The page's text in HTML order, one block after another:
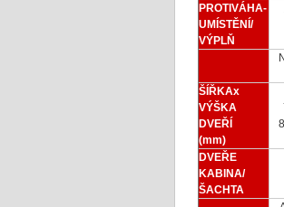
PROTIVÁHA-
UMÍSTĚNÍ/
VÝPLŇ
ŠÍŘKAx
VÝŠKA
DVEŘÍ
(mm)
DVEŘE
KABINA/
ŠACHTA